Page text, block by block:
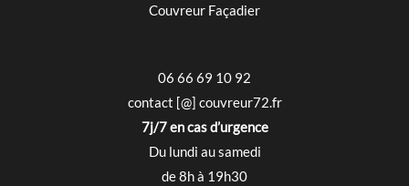
Couvreur Façadier
06 66 69 10 92
contact [@] couvreur72.fr
7j/7 en cas d’urgence
Du lundi au samedi
de 8h à 19h30